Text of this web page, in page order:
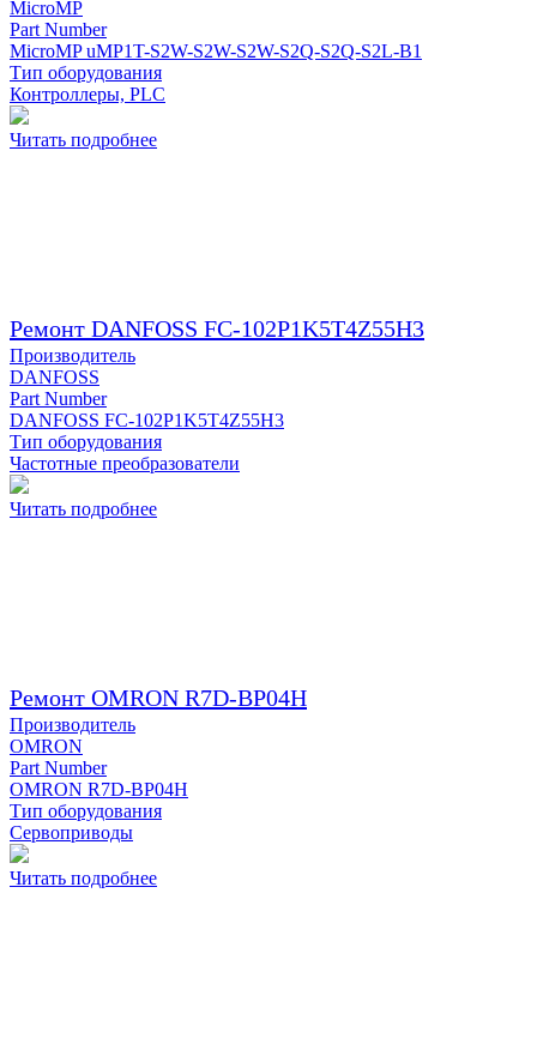
MicroMP
Part Number
MicroMP uMP1T-S2W-S2W-S2W-S2Q-S2Q-S2L-B1
Тип оборудования
Контроллеры, PLC
Читать подробнее
Ремонт DANFOSS FC-102P1K5T4Z55H3
Производитель
DANFOSS
Part Number
DANFOSS FC-102P1K5T4Z55H3
Тип оборудования
Частотные преобразователи
Читать подробнее
Ремонт OMRON R7D-BP04H
Производитель
OMRON
Part Number
OMRON R7D-BP04H
Тип оборудования
Сервоприводы
Читать подробнее